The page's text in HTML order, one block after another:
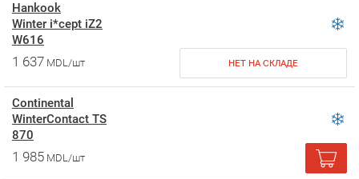
Hankook
Winter i*cept iZ2
W616
1 637 MDL/шт НЕТ НА СКЛАДЕ
Continental
WinterContact TS
870
1 985 MDL/шт